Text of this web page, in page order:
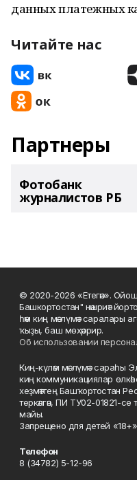
данных платежных
Читайте нас
Партнеры
Фотобанк
журналистов РБ
© 2020-2026 «Етегән».
Башкортостан" нәшриәт
һәм киң мәғлүмәт саралары
ҡыҙы, баш мөхәррир.
Об использовании
Киң-күләм мәғлүмәт сараһы
киң коммуникациялар
хеҙмәттең Башҡортостан
теркәлгән, ПИ ТУ02-01821-
майы.
Запрещено для детей «18+»
Телефон
8 (34782) 5-12-96